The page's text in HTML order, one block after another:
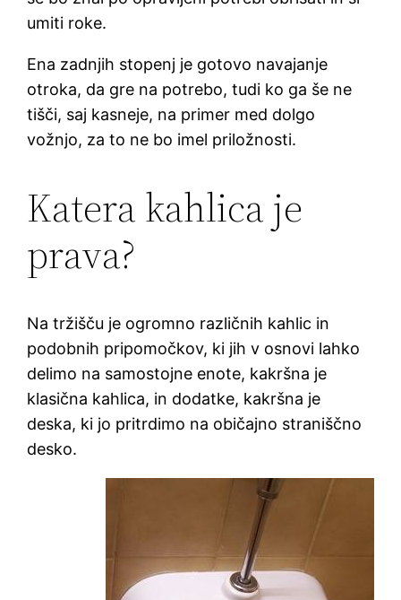
umiti roke.
Ena zadnjih stopenj je gotovo navajanje
otroka, da gre na potrebo, tudi ko ga še ne
tišči, saj kasneje, na primer med dolgo
vožnjo, za to ne bo imel priložnosti.
Katera kahlica je
prava?
Na tržišču je ogromno različnih kahlic in
podobnih pripomočkov, ki jih v osnovi lahko
delimo na samostojne enote, kakršna je
klasična kahlica, in dodatke, kakršna je
deska, ki jo pritrdimo na običajno straniščno
desko.